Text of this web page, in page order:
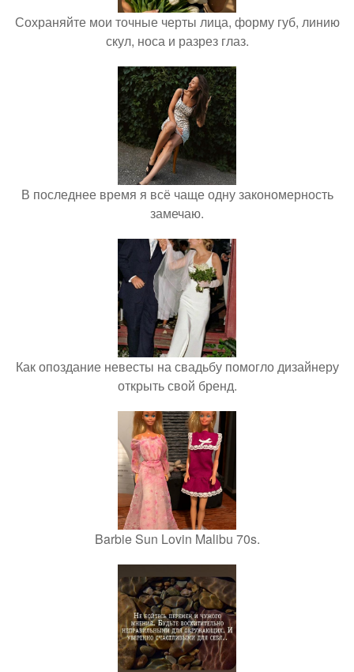
Сохраняйте мои точные черты лица, форму губ, линию
скул, носа и разрез глаз.
В последнее время я всё чаще одну закономерность
замечаю.
Как опоздание невесты на свадьбу помогло дизайнеру
открыть свой бренд.
Barbie Sun Lovin Malibu 70s.